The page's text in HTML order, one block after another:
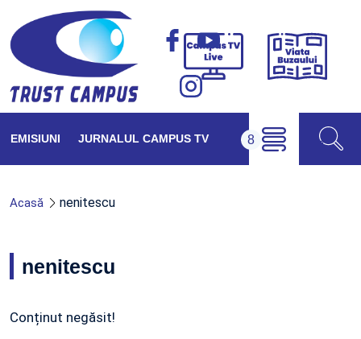
Campus
Viața
EMISIUNI JURNALUL CAMPUS TV
Acasă nenitescu
nenitescu
Conținut negăsit!